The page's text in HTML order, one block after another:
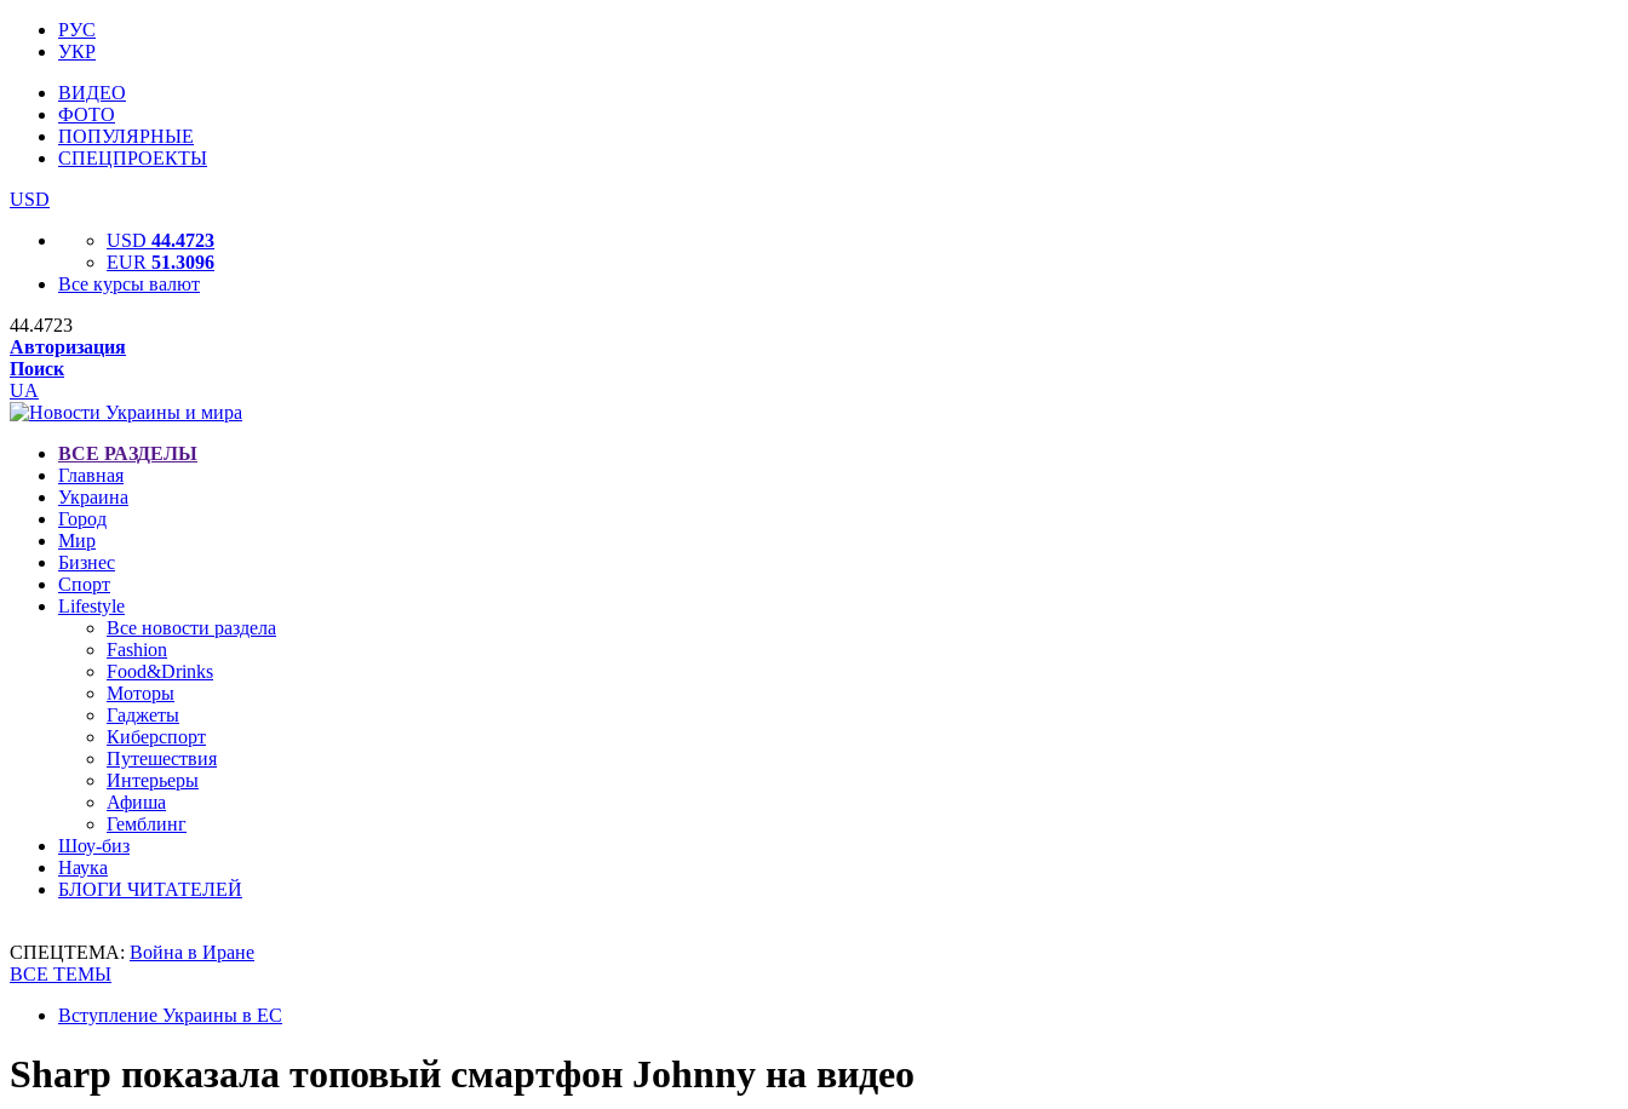
РУС
УКР
ВИДЕО
ФОТО
ПОПУЛЯРНЫЕ
СПЕЦПРОЕКТЫ
USD
USD 44.4723
EUR 51.3096
Все курсы валют
44.4723
Авторизация
Поиск
UA
ВСЕ РАЗДЕЛЫ
Главная
Украина
Город
Мир
Бизнес
Спорт
Lifestyle
Все новости раздела
Fashion
Food&Drinks
Моторы
Гаджеты
Киберспорт
Путешествия
Интерьеры
Афиша
Гемблинг
Шоу-биз
Наука
БЛОГИ ЧИТАТЕЛЕЙ
СПЕЦТЕМА: Война в Иране
ВСЕ ТЕМЫ
Вступление Украины в ЕС
Sharp показала топовый смартфон Johnny на видео